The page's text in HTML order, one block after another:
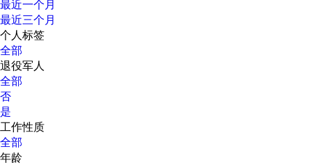
最近一个月
最近三个月
个人标签
全部
退役军人
全部
否
是
工作性质
全部
年龄